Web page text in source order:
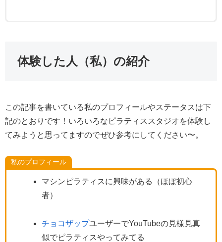
体験した人（私）の紹介
この記事を書いている私のプロフィールやステータスは下
記のとおりです！いろいろなピラティススタジオを体験し
てみようと思ってますのでぜひ参考にしてください〜。
私のプロフィール
マシンピラティスに興味がある（ほぼ初心
者）
チョコザップユーザーでYouTubeの見様見真
似でピラティスやってみてる